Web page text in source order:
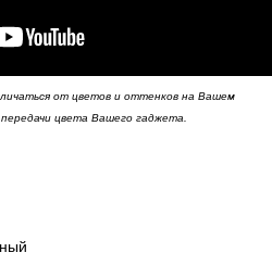
от цветов и оттенков на Вашем
цвета Вашего гаджета.